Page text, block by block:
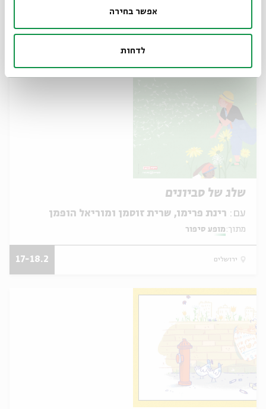
אפשר בחירה
לדחות
ירושלים
ד'
שלג של סביונים
עם:
מתוך: מופע סיפור
ירושלים 17-18.2